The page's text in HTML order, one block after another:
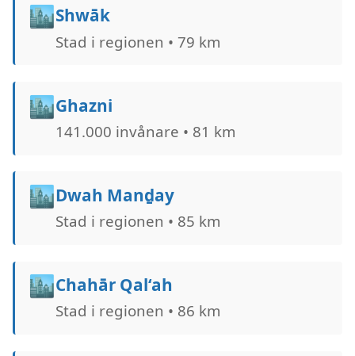
🏙️Shwāk
Stad i regionen • 79 km
🏙️Ghazni
141.000 invånare • 81 km
🏙️Dwah Manḏay
Stad i regionen • 85 km
🏙️Chahār Qal‘ah
Stad i regionen • 86 km